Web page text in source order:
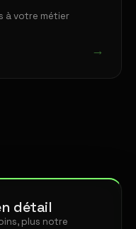
à votre métier
→
détail
plus notre